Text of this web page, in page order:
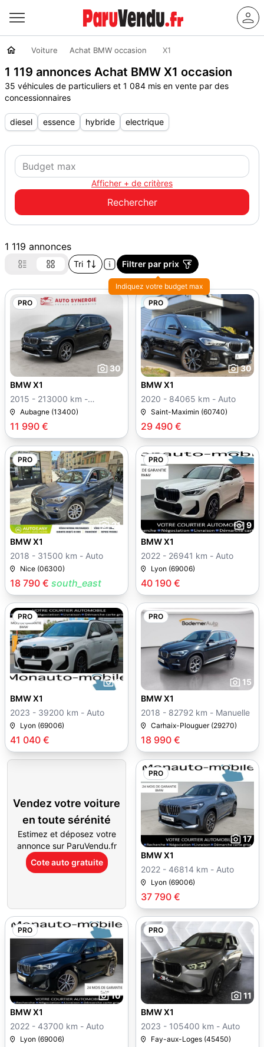
Voiture Achat BMW occasion X1
1 119 annonces Achat BMW X1 occasion
35 véhicules de particuliers et 1 084 mis en vente par des
concessionnaires
diesel essence hybride electrique
Afficher + de critères
1 119 annonces
Tri Filtrer par prix
Indiquez votre budget max
PRO
30
11 990 €
BMW X1
2015 - 213000 km -
Manuelle
Aubagne (13400)
PRO
30
29 490 €
BMW X1
2020 - 84065 km - Auto
Saint-Maximin (60740)
PRO
21
18 790 € south_east
BMW X1
2018 - 31500 km - Auto
Nice (06300)
PRO
9
40 190 €
BMW X1
2022 - 26941 km - Auto
Lyon (69006)
PRO
9
41 040 €
BMW X1
2023 - 39200 km - Auto
Lyon (69006)
PRO
15
18 990 €
BMW X1
2018 - 82792 km - Manuelle
Carhaix-Plouguer (29270)
Vendez votre voiture
en toute sérénité
Estimez et déposez votre
annonce sur ParuVendu.fr
Cote auto gratuite
PRO
17
37 790 €
BMW X1
2022 - 46814 km - Auto
Lyon (69006)
PRO
10
BMW X1
2022 - 43700 km - Auto
Lyon (69006)
PRO
11
BMW X1
2023 - 105400 km - Auto
Fay-aux-Loges (45450)